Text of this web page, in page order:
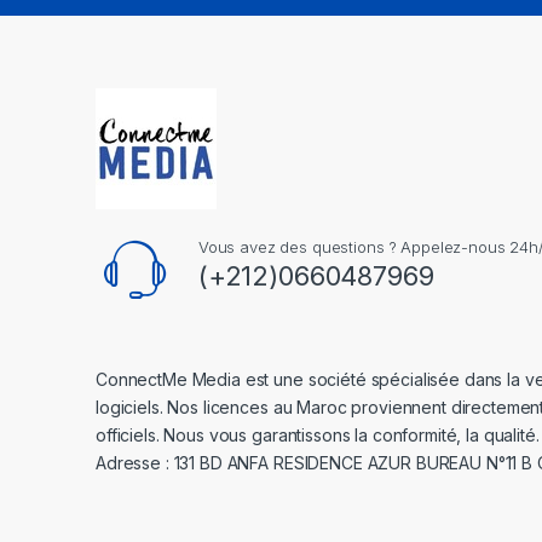
Vous avez des questions ? Appelez-nous
(+212)0660487969
ConnectMe Media est une société spécialisée dans la
logiciels. Nos licences au Maroc proviennent
officiels. Nous vous garantissons la conformité, la qualité.
Adresse : 131 BD ANFA RESIDENCE AZUR BUREAU N°11 B